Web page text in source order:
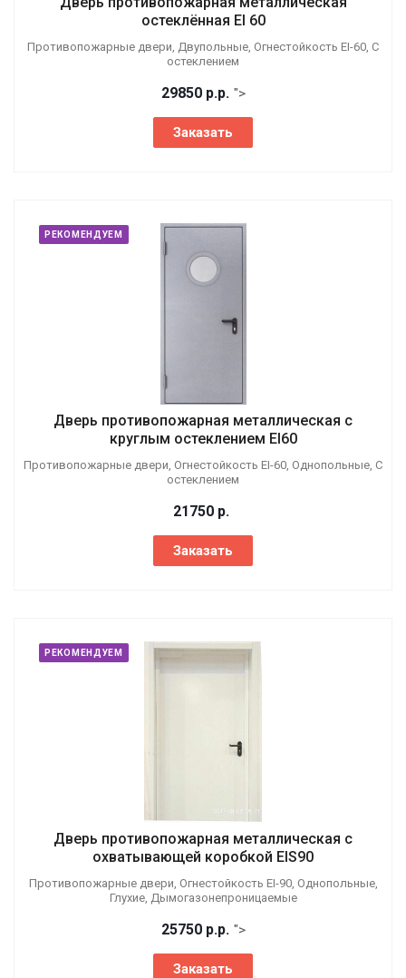
остеклённая EI 60
Противопожарные двери, Двупольные, Огнестойкость EI-60, С
остеклением
29850 р.р. ">
Заказать
РЕКОМЕНДУЕМ
Дверь противопожарная металлическая с
круглым остеклением EI60
Противопожарные двери, Огнестойкость EI-60, Однопольные, С
остеклением
21750 р.
Заказать
РЕКОМЕНДУЕМ
Дверь противопожарная металлическая с
охватывающей коробкой EIS90
Противопожарные двери, Огнестойкость EI-90, Однопольные,
Глухие, Дымогазонепроницаемые
25750 р.р. ">
Заказать